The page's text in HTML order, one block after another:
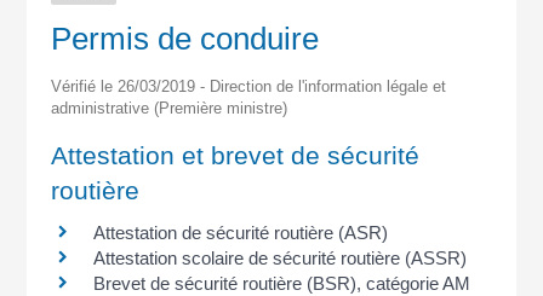
Permis de conduire
Vérifié le 26/03/2019 - Direction de l'information légale et
administrative (Première ministre)
Attestation et brevet de sécurité
routière
Attestation de sécurité routière (ASR)
Attestation scolaire de sécurité routière (ASSR)
Brevet de sécurité routière (BSR), catégorie AM